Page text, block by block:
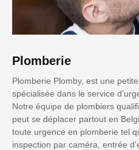
Plomberie
Plomberie Plomby, est une
spécialisée dans le service
Notre équipe de plombiers
peut se déplacer partout en
toute urgence en plomberie tel
inspection par caméra, entrée